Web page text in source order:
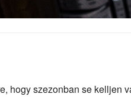
hogy szezonban se kelljen